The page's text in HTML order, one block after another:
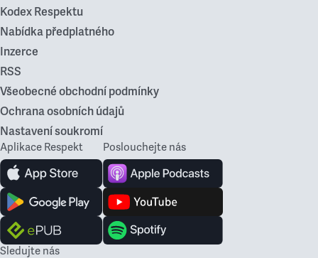
Kodex Respektu
Nabídka předplatného
Inzerce
RSS
Všeobecné obchodní podmínky
Ochrana osobních údajů
Nastavení soukromí
Aplikace Respekt Poslouchejte nás
Sledujte nás